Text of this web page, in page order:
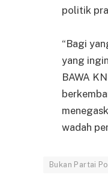
politik
“Bagi
yang
BAWA
wadah
Bukan Partai